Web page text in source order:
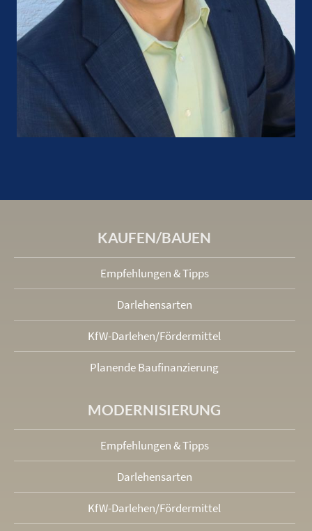
KAUFEN/BAUEN
Empfehlungen & Tipps
Darlehensarten
KfW-Darlehen/Fördermittel
Planende Baufinanzierung
MODERNISIERUNG
Empfehlungen & Tipps
Darlehensarten
KfW-Darlehen/Fördermittel